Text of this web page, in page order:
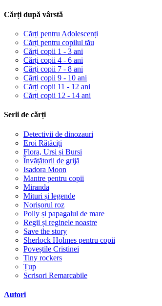
Cărți după vârstă
Cărți pentru Adolescenți
Cărți pentru copilul tău
Cărți copii 1 - 3 ani
Cărți copii 4 - 6 ani
Cărți copii 7 - 8 ani
Cărți copii 9 - 10 ani
Cărți copii 11 - 12 ani
Cărți copii 12 - 14 ani
Serii de cărți
Detectivii de dinozauri
Eroi Rătăciți
Flora, Ursi și Bursi
Învățătorii de grijă
Isadora Moon
Mantre pentru copii
Miranda
Mituri și legende
Norișorul roz
Polly și papagalul de mare
Regii și reginele noastre
Save the story
Sherlock Holmes pentru copii
Poveștile Cristinei
Tiny rockers
Țup
Scrisori Remarcabile
Autori